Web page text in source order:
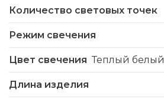
Количество световых точек
Режим свечения
Цвет свечения Теплый белый
Длина изделия